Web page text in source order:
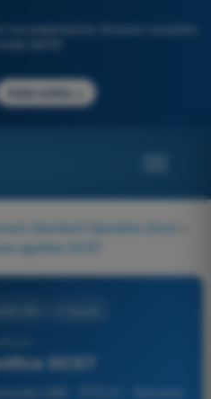
tua preparazione d'esame completa,
Inizia subito
Standard Operativo Droni
significa GCS?
GCS?